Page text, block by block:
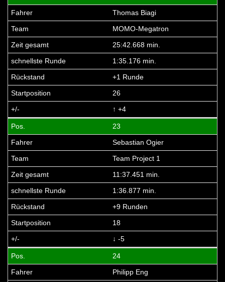
Thomas Biagi
MOMO-Megatron
25:42.668 min.
1:35.176 min.
+1 Runde
26
↑ +4
23
Sebastian Ogier
Team Project 1
11:37.451 min.
1:36.877 min.
+9 Runden
18
↓ -5
24
Philipp Eng